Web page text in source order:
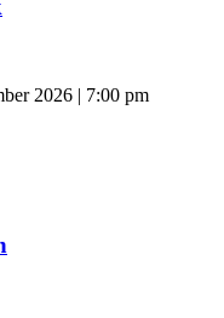
2026 | 7:00 pm